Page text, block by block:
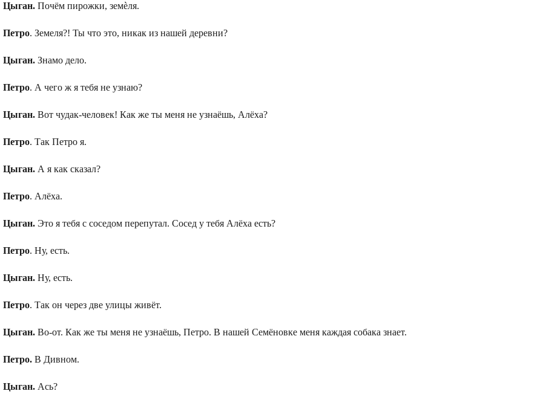
Цыган. Почём пирожки, земѐля.
Петро. Земеля?! Ты что это, никак из нашей деревни?
Цыган. Знамо дело.
Петро. А чего ж я тебя не узнаю?
Цыган. Вот чудак-человек! Как же ты меня не узнаёшь, Алёха?
Петро. Так Петро я.
Цыган. А я как сказал?
Петро. Алёха.
Цыган. Это я тебя с соседом перепутал. Сосед у тебя Алёха есть?
Петро. Ну, есть.
Цыган. Ну, есть.
Петро. Так он через две улицы живёт.
Цыган. Во-от. Как же ты меня не узнаёшь, Петро. В нашей Семёновке меня каждая собака знает.
Петро. В Дивном.
Цыган. Ась?